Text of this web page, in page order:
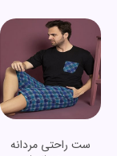
ست راحتی مردانه